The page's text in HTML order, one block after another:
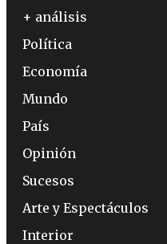
+ análisis
Política
Economía
Mundo
País
Opinión
Sucesos
Arte y Espectáculos
Interior